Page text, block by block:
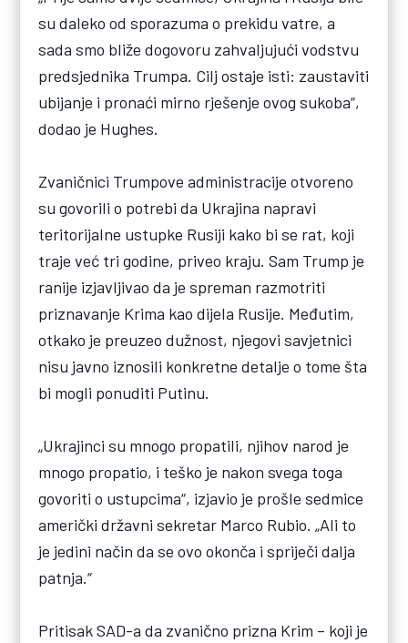
su daleko od sporazuma o prekidu vatre, a
sada smo bliže dogovoru zahvaljujući vodstvu
predsjednika Trumpa. Cilj ostaje isti: zaustaviti
ubijanje i pronaći mirno rješenje ovog sukoba“,
dodao je Hughes.
Zvaničnici Trumpove administracije otvoreno
su govorili o potrebi da Ukrajina napravi
teritorijalne ustupke Rusiji kako bi se rat, koji
traje već tri godine, priveo kraju. Sam Trump je
ranije izjavljivao da je spreman razmotriti
priznavanje Krima kao dijela Rusije. Međutim,
otkako je preuzeo dužnost, njegovi savjetnici
nisu javno iznosili konkretne detalje o tome šta
bi mogli ponuditi Putinu.
„Ukrajinci su mnogo propatili, njihov narod je
mnogo propatio, i teško je nakon svega toga
govoriti o ustupcima“, izjavio je prošle sedmice
američki državni sekretar Marco Rubio. „Ali to
je jedini način da se ovo okonča i spriječi dalja
patnja.“
Pritisak SAD-a da zvanično prizna Krim – koji je